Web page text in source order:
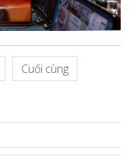
Cuối cùng